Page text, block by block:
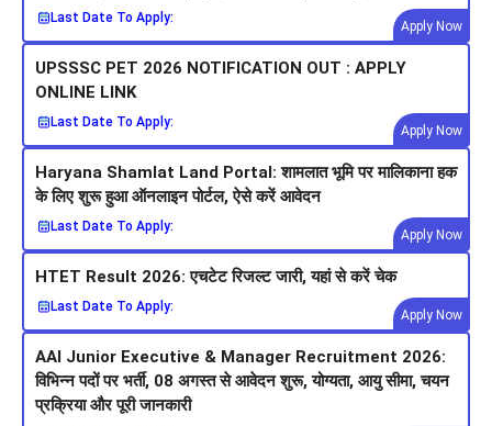
Last Date To Apply:
Apply Now
UPSSSC PET 2026 NOTIFICATION OUT : APPLY
ONLINE LINK
Last Date To Apply:
Apply Now
Haryana Shamlat Land Portal: शामलात भूमि पर मालिकाना हक
के लिए शुरू हुआ ऑनलाइन पोर्टल, ऐसे करें आवेदन
Last Date To Apply:
Apply Now
HTET Result 2026: एचटेट रिजल्ट जारी, यहां से करें चेक
Last Date To Apply:
Apply Now
AAI Junior Executive & Manager Recruitment 2026:
विभिन्न पदों पर भर्ती, 08 अगस्त से आवेदन शुरू, योग्यता, आयु सीमा, चयन
प्रक्रिया और पूरी जानकारी